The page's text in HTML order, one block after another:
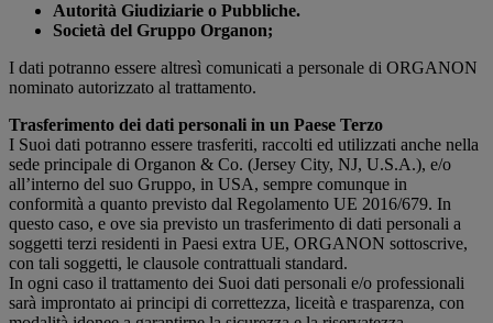
Autorità Giudiziarie o Pubbliche.
Società del Gruppo Organon;
I dati potranno essere altresì comunicati a personale di ORGANON
nominato autorizzato al trattamento.
Trasferimento dei dati personali in un Paese Terzo
I Suoi dati potranno essere trasferiti, raccolti ed utilizzati anche nella
sede principale di Organon & Co. (Jersey City, NJ, U.S.A.), e/o
all’interno del suo Gruppo, in USA, sempre comunque in
conformità a quanto previsto dal Regolamento UE 2016/679. In
questo caso, e ove sia previsto un trasferimento di dati personali a
soggetti terzi residenti in Paesi extra UE, ORGANON sottoscrive,
con tali soggetti, le clausole contrattuali standard.
In ogni caso il trattamento dei Suoi dati personali e/o professionali
sarà improntato ai principi di correttezza, liceità e trasparenza, con